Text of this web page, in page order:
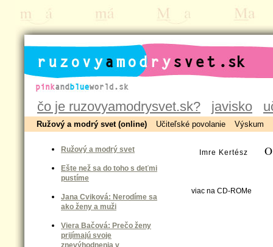
ruzovyamodrysvet.sk
čo je ruzovyamodrysvet.sk? javisko
Ružový a modrý svet (online) Učiteľské povolanie Výskum
Ružový a modrý svet
Ešte než sa do toho s deťmi
pustíme
Jana Cviková: Nerodíme sa
ako ženy a muži
Viera Bačová: Prečo ženy
prijímajú svoje
znevýhodnenia v
Imre Kertész
viac na CD-ROMe